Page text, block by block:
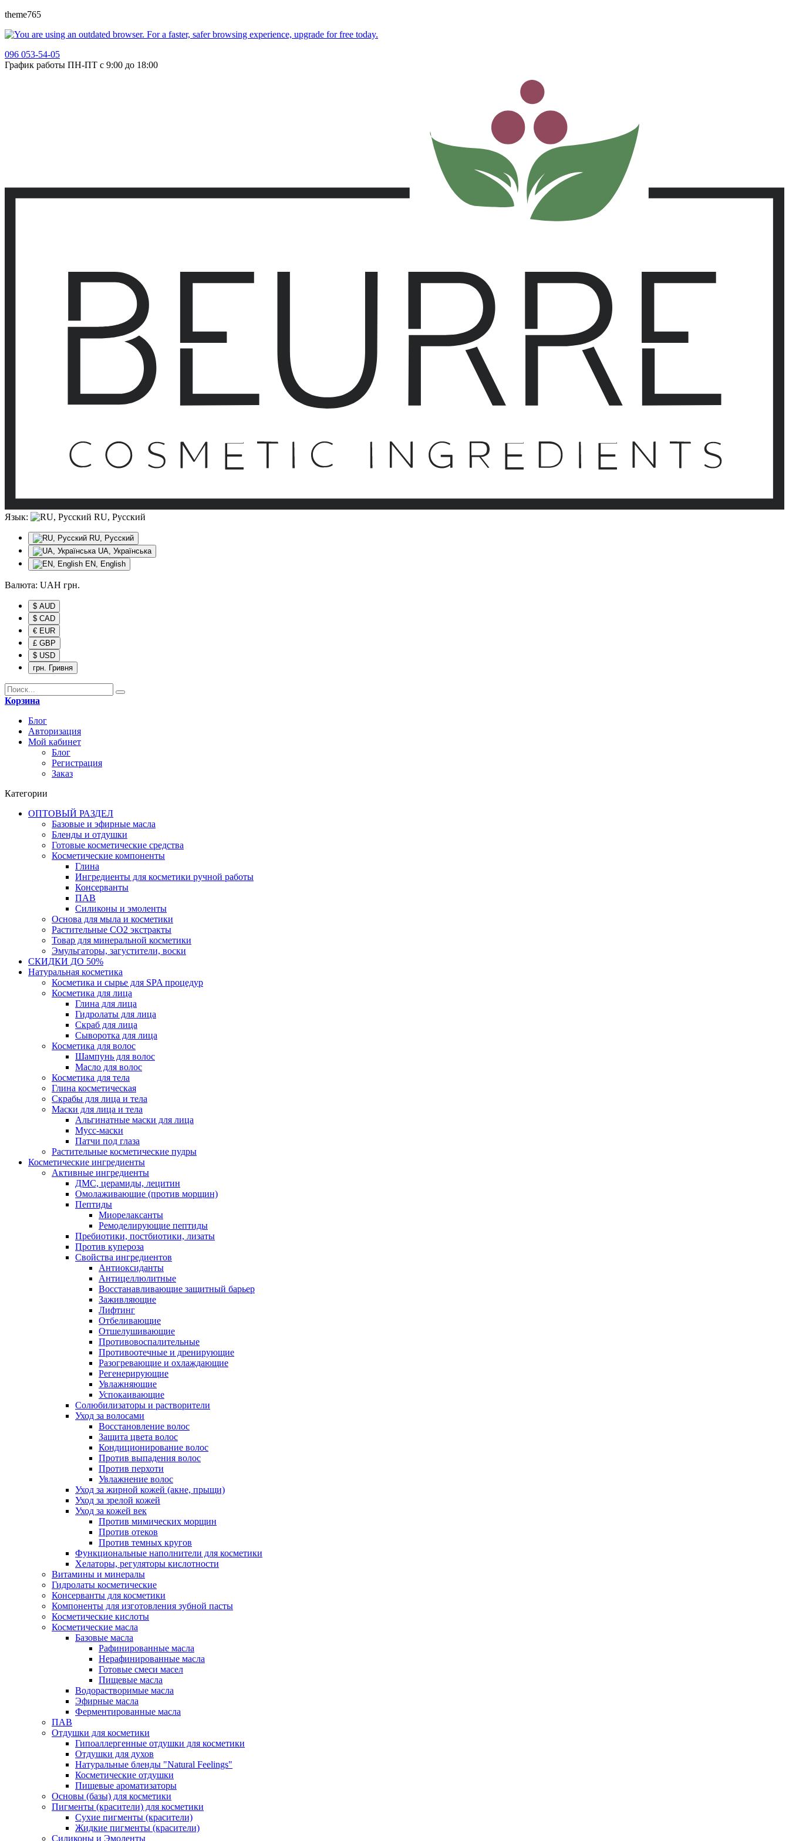
theme765
096 053-54-05
График работы ПН-ПТ с 9:00 до 18:00
Язык: RU, Русский
RU, Русский
UA, Українська
EN, English
Валюта: UAH грн.
$ AUD
$ CAD
€ EUR
£ GBP
$ USD
грн. Гривня
Корзина
Блог
Авторизация
Мой кабинет
Блог
Регистрация
Заказ
Категории
ОПТОВЫЙ РАЗДЕЛ
Базовые и эфирные масла
Бленды и отдушки
Готовые косметические средства
Косметические компоненты
Глина
Ингредиенты для косметики ручной работы
Консерванты
ПАВ
Силиконы и эмоленты
Основа для мыла и косметики
Растительные СО2 экстракты
Товар для минеральной косметики
Эмульгаторы, загустители, воски
СКИДКИ ДО 50%
Натуральная косметика
Косметика и сырье для SPA процедур
Косметика для лица
Глина для лица
Гидролаты для лица
Скраб для лица
Сыворотка для лица
Косметика для волос
Шампунь для волос
Масло для волос
Косметика для тела
Глина косметическая
Скрабы для лица и тела
Маски для лица и тела
Альгинатные маски для лица
Мусс-маски
Патчи под глаза
Растительные косметические пудры
Косметические ингредиенты
Активные ингредиенты
ДМС, церамиды, лецитин
Омолаживающие (против морщин)
Пептиды
Миорелаксанты
Ремоделирующие пептиды
Пребиотики, постбиотики, лизаты
Против купероза
Свойства ингредиентов
Антиоксиданты
Антицеллюлитные
Восстанавливающие защитный барьер
Заживляющие
Лифтинг
Отбеливающие
Отшелушивающие
Противовоспалительные
Противоотечные и дренирующие
Разогревающие и охлаждающие
Регенерирующие
Увлажняющие
Успокаивающие
Солюбилизаторы и растворители
Уход за волосами
Восстановление волос
Защита цвета волос
Кондиционирование волос
Против выпадения волос
Против перхоти
Увлажнение волос
Уход за жирной кожей (акне, прыщи)
Уход за зрелой кожей
Уход за кожей век
Против мимических морщин
Против отеков
Против темных кругов
Функциональные наполнители для косметики
Хелаторы, регуляторы кислотности
Витамины и минералы
Гидролаты косметические
Консерванты для косметики
Компоненты для изготовления зубной пасты
Косметические кислоты
Косметические масла
Базовые масла
Рафинированные масла
Нерафинированные масла
Готовые смеси масел
Пищевые масла
Водорастворимые масла
Эфирные масла
Ферментированные масла
ПАВ
Отдушки для косметики
Гипоаллергенные отдушки для косметики
Отдушки для духов
Натуральные бленды "Natural Feelings"
Косметические отдушки
Пищевые ароматизаторы
Основы (базы) для косметики
Пигменты (красители) для косметики
Сухие пигменты (красители)
Жидкие пигменты (красители)
Силиконы и Эмоленты